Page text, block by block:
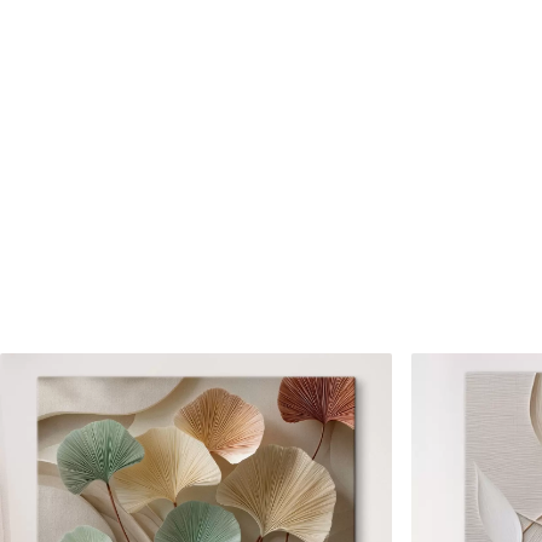
✓
✓Biztonságos, szagtalan tinta
✗ Vászonhatású felület
✗Környezetbarát anyag
✓
✓ Biztonságos,
✓ Vászonhatású felület
✗ Környezetbarát anyag